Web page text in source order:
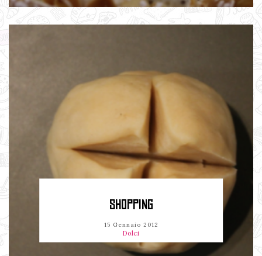
SHOPPING
15 Gennaio 2012
Dolci